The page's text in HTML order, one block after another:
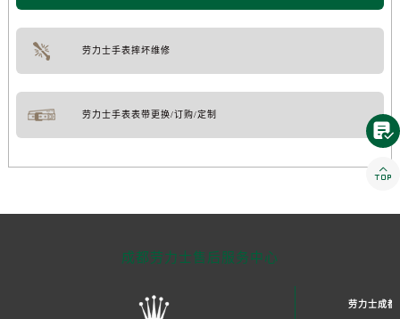
劳力士手表摔坏维修
劳力士手表表带更换/订购/定制
成都劳力士售后服务中心
劳力士成都

